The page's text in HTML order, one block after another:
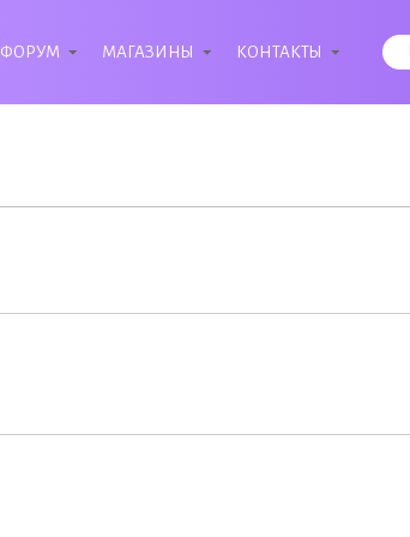
ФОРУМ МАГАЗИНЫ КОНТАКТЫ